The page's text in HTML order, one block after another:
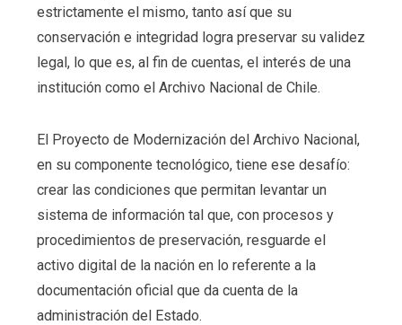
estrictamente el mismo, tanto así que su
conservación e integridad logra preservar su validez
legal, lo que es, al fin de cuentas, el interés de una
institución como el Archivo Nacional de Chile.
El Proyecto de Modernización del Archivo Nacional,
en su componente tecnológico, tiene ese desafío:
crear las condiciones que permitan levantar un
sistema de información tal que, con procesos y
procedimientos de preservación, resguarde el
activo digital de la nación en lo referente a la
documentación oficial que da cuenta de la
administración del Estado.